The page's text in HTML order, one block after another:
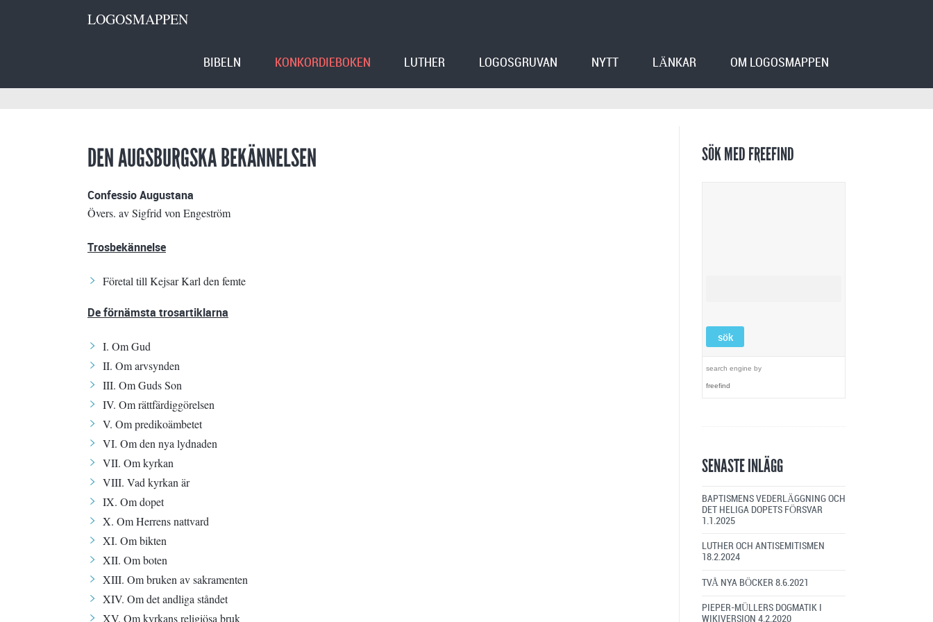
LOGOSMAPPEN
BIBELN KONKORDIEBOKEN LUTHER LOGOSGRUVAN NYTT LÄNKAR OM LOGOSMAPPEN
DEN AUGSBURGSKA BEKÄNNELSEN
Confessio Augustana
Övers. av Sigfrid von Engeström
Trosbekännelse
Företal till Kejsar Karl den femte
De förnämsta trosartiklarna
I. Om Gud
II. Om arvsynden
III. Om Guds Son
IV. Om rättfärdiggörelsen
V. Om predikoämbetet
VI. Om den nya lydnaden
VII. Om kyrkan
VIII. Vad kyrkan är
IX. Om dopet
X. Om Herrens nattvard
XI. Om bikten
XII. Om boten
XIII. Om bruken av sakramenten
XIV. Om det andliga ståndet
XV. Om kyrkans religiösa bruk
SÖK MED FREEFIND
search engine by
freefind
SENASTE INLÄGG
BAPTISMENS VEDERLÄGGNING OCH
DET HELIGA DOPETS FÖRSVAR
1.1.2025
LUTHER OCH ANTISEMITISMEN
18.2.2024
TVÅ NYA BÖCKER 8.6.2021
PIEPER-MÜLLERS DOGMATIK I
WIKIVERSION 4.2.2020